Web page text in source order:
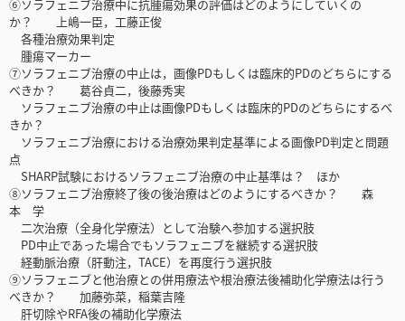
⑥ソラフェニブ治療中に抗腫瘍効果の評価はどのようにしていくの
か？ 上嶋一臣，工藤正俊
各種治療効果判定
腫瘍マーカー
⑦ソラフェニブ治療の中止は，画像PDもしくは臨床的PDのどちらにする
べきか？ 葛谷貞二，後藤秀実
ソラフェニブ治療の中止は画像PDもしくは臨床的PDのどちらにするべ
きか？
ソラフェニブ治療における治療効果判定基準による画像PD判定と問題
点
SHARP試験におけるソラフェニブ治療の中止基準は？ ほか
⑧ソラフェニブ治療終了後の後治療はどのようにするべきか？ 森
本 学
二次治療（全身化学療法）として治験へ参加する選択肢
PD中止であった場合でもソラフェニブを継続する選択肢
経動脈治療（肝動注，TACE）を再度行う選択肢
⑨ソラフェニブと他治療との併用療法や根治療法後補助化学療法は行う
べきか？ 加藤弥菜，稲葉吉隆
肝切除やRFA後の補助化学療法